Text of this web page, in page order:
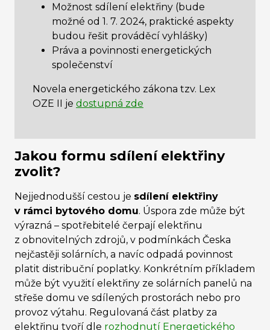
Možnost sdílení elektřiny (bude
možné od 1. 7. 2024, praktické aspekty
budou řešit prováděcí vyhlášky)
Práva a povinnosti energetických
společenství
Novela energetického zákona tzv. Lex
OZE II je dostupná zde
Jakou formu sdílení elektřiny
zvolit?
Nejjednodušší cestou je sdílení elektřiny
v rámci bytového domu. Úspora zde může být
výrazná – spotřebitelé čerpají elektřinu
z obnovitelných zdrojů, v podmínkách Česka
nejčastěji solárních, a navíc odpadá povinnost
platit distribuční poplatky. Konkrétním příkladem
může být využití elektřiny ze solárních panelů na
střeše domu ve sdílených prostorách nebo pro
provoz výtahu. Regulovaná část platby za
elektřinu tvoří dle rozhodnutí Energetického